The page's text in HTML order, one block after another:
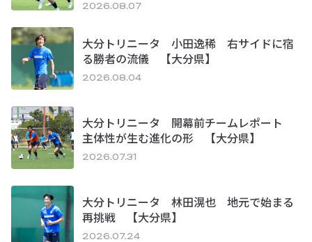
2026.08.07
大分トリニータ 小田逸稀 右サイドに宿
る勝者の流儀 【大分県】
2026.08.04
大分トリニータ 開幕前チームレポート
主体性が生む進化の形 【大分県】
2026.07.31
大分トリニータ 林田滉也 地元で始まる
再挑戦 【大分県】
2026.07.24